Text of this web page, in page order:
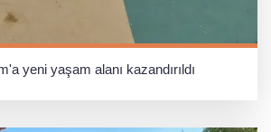
yeni yaşam alanı kazandırıldı